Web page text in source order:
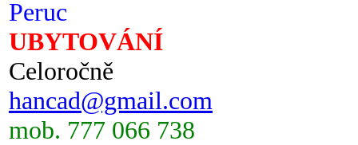
Peruc
UBYTOVÁNÍ
Celoročně
hancad@gmail.com
mob. 777 066 738